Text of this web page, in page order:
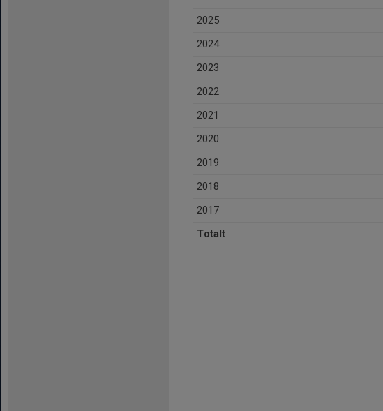
2025
2024
2023
2022
2021
2020
2019
2018
2017
Totalt